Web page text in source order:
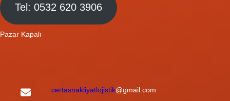
Tel: 0532 620 3906
Pazar Kapalı
certasnakliyatlojistik@gmail.com